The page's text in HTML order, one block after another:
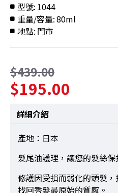
型號: 1044
重量/容量:80ml
地點: 門市
$195.00
$439.00
詳細介紹
產地：日本
髮尾油護理，讓您的髮絲保
修護因受損而弱化的頭髮
找回秀髮最原始的質感。